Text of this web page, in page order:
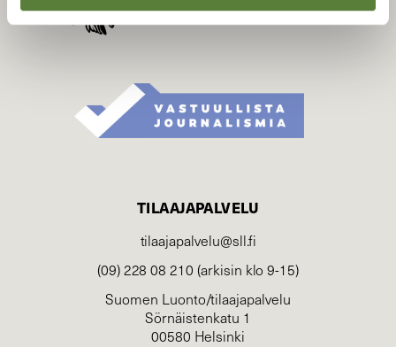
TILAAJAPALVELU
tilaajapalvelu@sll.fi
(09) 228 08 210 (arkisin klo 9-15)
Suomen Luonto/tilaajapalvelu
Sörnäistenkatu 1
00580 Helsinki